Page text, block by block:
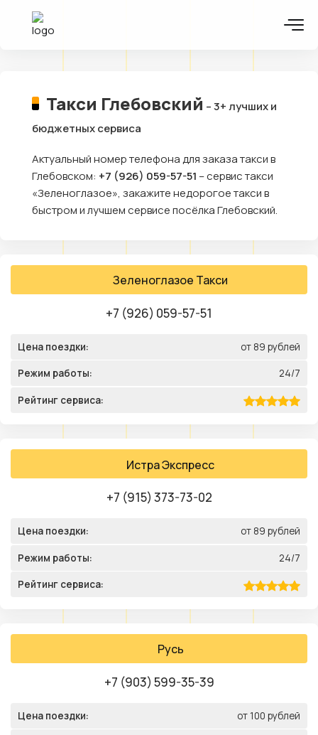
Такси Глебовский – 3+ лучших и
бюджетных сервиса
Актуальный номер телефона для заказа такси в
Глебовском: +7 (926) 059-57-51 – сервис такси
«Зеленоглазое», закажите недорогое такси в
быстром и лучшем сервисе посёлка Глебовский.
Зеленоглазое Такси
+7 (926) 059-57-51
Цена поездки: от 89 рублей
Режим работы: 24/7
Рейтинг сервиса:
Истра Экспресс
+7 (915) 373-73-02
Цена поездки: от 89 рублей
Режим работы: 24/7
Рейтинг сервиса:
Русь
+7 (903) 599-35-39
Цена поездки: от 100 рублей